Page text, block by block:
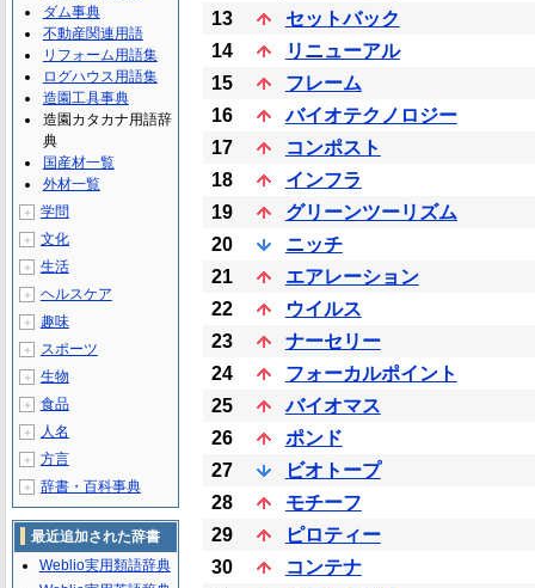
13
セットバック
14
リニューアル
15
フレーム
16
バイオテクノロジー
17
コンポスト
18
インフラ
19
グリーンツーリズム
20
ニッチ
21
エアレーション
22
ウイルス
23
ナーセリー
24
フォーカルポイント
25
バイオマス
26
ポンド
27
ビオトープ
28
モチーフ
29
ピロティー
30
コンテナ
ダム事典
不動産関連用語
リフォーム用語集
ログハウス用語集
造園工具事典
造園カタカナ用語辞
典
国産材一覧
外材一覧
＋ 学問
＋ 文化
＋ 生活
＋ ヘルスケア
＋ 趣味
＋ スポーツ
＋ 生物
＋ 食品
＋ 人名
＋ 方言
＋ 辞書・百科事典
最近追加された辞書
Weblio実用類語辞典